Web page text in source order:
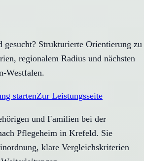
Strukturierte Orientierung zu
regionalem Radius und nächsten
Westfalen.
startenZur Leistungsseite
und Familien bei der
Pflegeheim in Krefeld. Sie
klare Vergleichskriterien